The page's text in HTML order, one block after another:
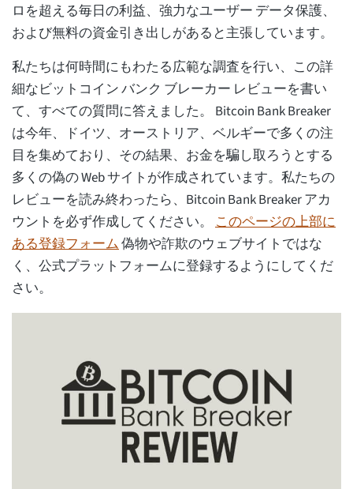
ロを超える毎日の利益、強力なユーザー データ保護、
および無料の資金引き出しがあると主張しています。
私たちは何時間にもわたる広範な調査を行い、この詳
細なビットコイン バンク ブレーカー レビューを書い
て、すべての質問に答えました。 Bitcoin Bank Breaker
は今年、ドイツ、オーストリア、ベルギーで多くの注
目を集めており、その結果、お金を騙し取ろうとする
多くの偽の Web サイトが作成されています。私たちの
レビューを読み終わったら、Bitcoin Bank Breaker アカ
ウントを必ず作成してください。 このページの上部に
ある登録フォーム偽物や詐欺のウェブサイトではな
く、公式プラットフォームに登録するようにしてくだ
さい。